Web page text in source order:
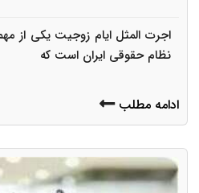
اجرت المثل ایام زوجیت یکی از
نظام حقوقی ایران است که
ادامه مطلب